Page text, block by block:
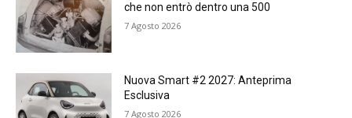
che non entrò dentro una 500
7 Agosto 2026
Nuova Smart #2 2027: Anteprima
Esclusiva
7 Agosto 2026